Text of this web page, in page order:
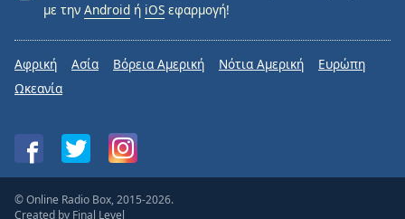
με την Android ή iOS εφαρμογή!
Αφρική Ασία Βόρεια Αμερική Νότια Αμερική
Ευρώπη
Ωκεανία
© Online Radio Box, 2015-2026.
Created by Final Level